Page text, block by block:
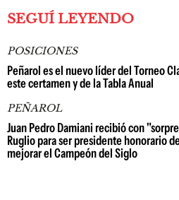
SEGUÍ LEYENDO
POSICIONES
Peñarol es el nuevo líder del Torneo
este certamen y de la Tabla Anual
PEÑAROL
Juan Pedro Damiani recibió con
Ruglio para ser presidente honorario
mejorar el Campeón del Siglo